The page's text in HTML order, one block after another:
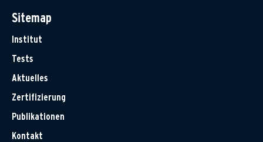
Sitemap
Institut
Tests
Aktuelles
Zertifizierung
Publikationen
Kontakt